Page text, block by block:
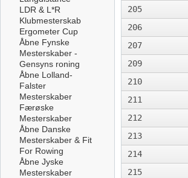
LDR & L*R
Klubmesterskab
Ergometer Cup
Åbne Fynske
Mesterskaber -
Gensyns roning
Åbne Lolland-
Falster
Mesterskaber
Færøske
Mesterskaber
Åbne Danske
Mesterskaber & Fit
For Rowing
Åbne Jyske
Mesterskaber
205
206
207
209
210
211
212
213
214
215